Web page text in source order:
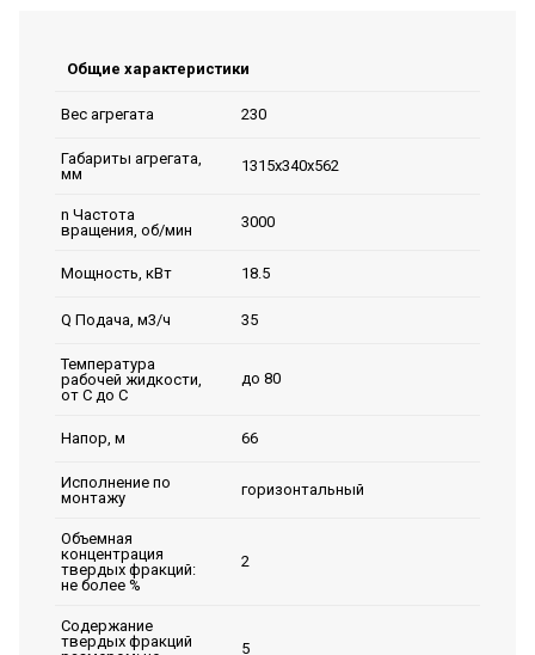
Общие характеристики
Вес агрегата 230
Габариты агрегата,
мм
1315х340х562
n Частота
вращения, об/мин
3000
Мощность, кВт 18.5
Q Подача, м3/ч 35
Температура
рабочей жидкости,
от С до С
до 80
Напор, м 66
Исполнение по
монтажу
горизонтальный
Объемная
концентрация
твердых фракций:
не более %
2
Содержание
твердых фракций
5